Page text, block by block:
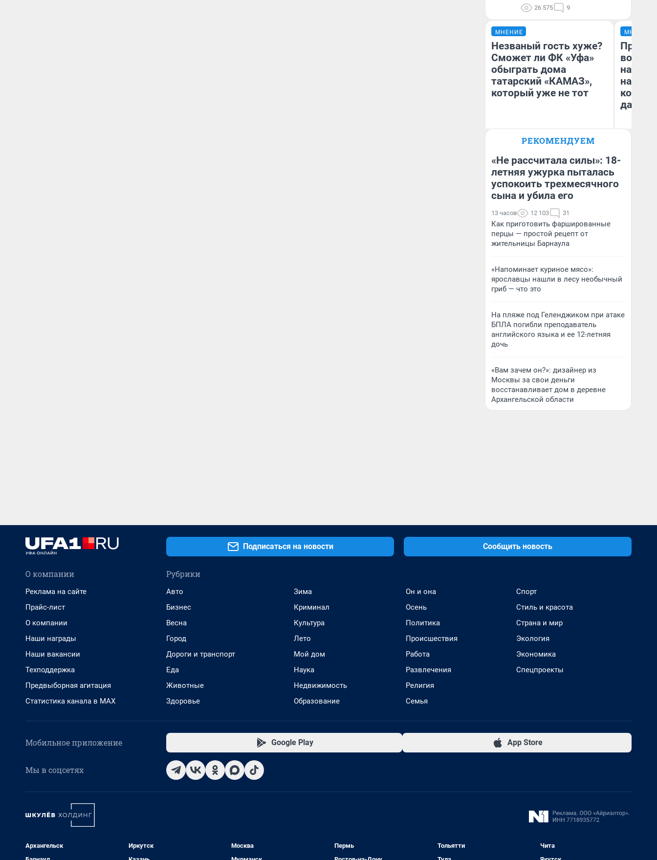
26 575 9
МНЕНИЕ
Незваный гость хуже?
Сможет ли ФК «Уфа»
обыграть дома
татарский «КАМАЗ»,
который уже не тот
Антон Селиверстов
МНЕНИЕ
нам
даже
РЕКОМЕНДУЕМ
«Не рассчитала силы»: 18-
летняя ужурка пыталась
успокоить трехмесячного
сына и убила его
13 часов 12 103 31
Как приготовить фаршированные
перцы — простой рецепт от
жительницы Барнаула
«Напоминает куриное мясо»:
ярославцы нашли в лесу необычный
гриб — что это
На пляже под Геленджиком при атаке
БПЛА погибли преподаватель
английского языка и ее 12-летняя
дочь
«Вам зачем он?»: дизайнер из
Москвы за свои деньги
восстанавливает дом в деревне
Архангельской области
Подписаться на новости Сообщить новость
О компании
Реклама на сайте
Прайс-лист
О компании
Наши награды
Наши вакансии
Техподдержка
Предвыборная агитация
Статистика канала в MAX
Рубрики
Авто
Бизнес
Весна
Город
Дороги и транспорт
Еда
Животные
Здоровье
Зима
Криминал
Культура
Лето
Мой дом
Наука
Недвижимость
Образование
Он и она
Осень
Политика
Происшествия
Работа
Развлечения
Религия
Семья
Спорт
Стиль и красота
Страна и мир
Экология
Экономика
Спецпроекты
Мобильное приложение Google Play App Store
Мы в соцсетях
Архангельск
Иркутск
Москва
Пермь
Тольятти
Чита